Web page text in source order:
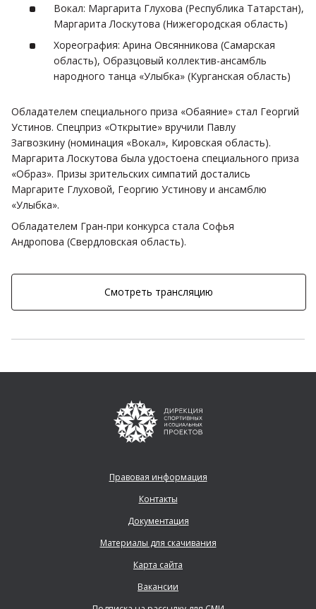
Вокал: Маргарита Глухова (Республика Татарстан),
Маргарита Лоскутова (Нижегородская область)
Хореография: Арина Овсянникова (Самарская
область), Образцовый коллектив-ансамбль
народного танца «Улыбка» (Курганская область)
Обладателем специального приза «Обаяние» стал Георгий
Устинов. Спецприз «Открытие» вручили Павлу
Загвозкину (номинация «Вокал», Кировская область).
Маргарита Лоскутова была удостоена специального приза
«Образ». Призы зрительских симпатий достались
Маргарите Глуховой, Георгию Устинову и ансамблю
«Улыбка».
Обладателем Гран-при конкурса стала Софья
Андропова (Свердловская область).
Смотреть трансляцию
Правовая информация
Контакты
Документация
Материалы для скачивания
Карта сайта
Вакансии